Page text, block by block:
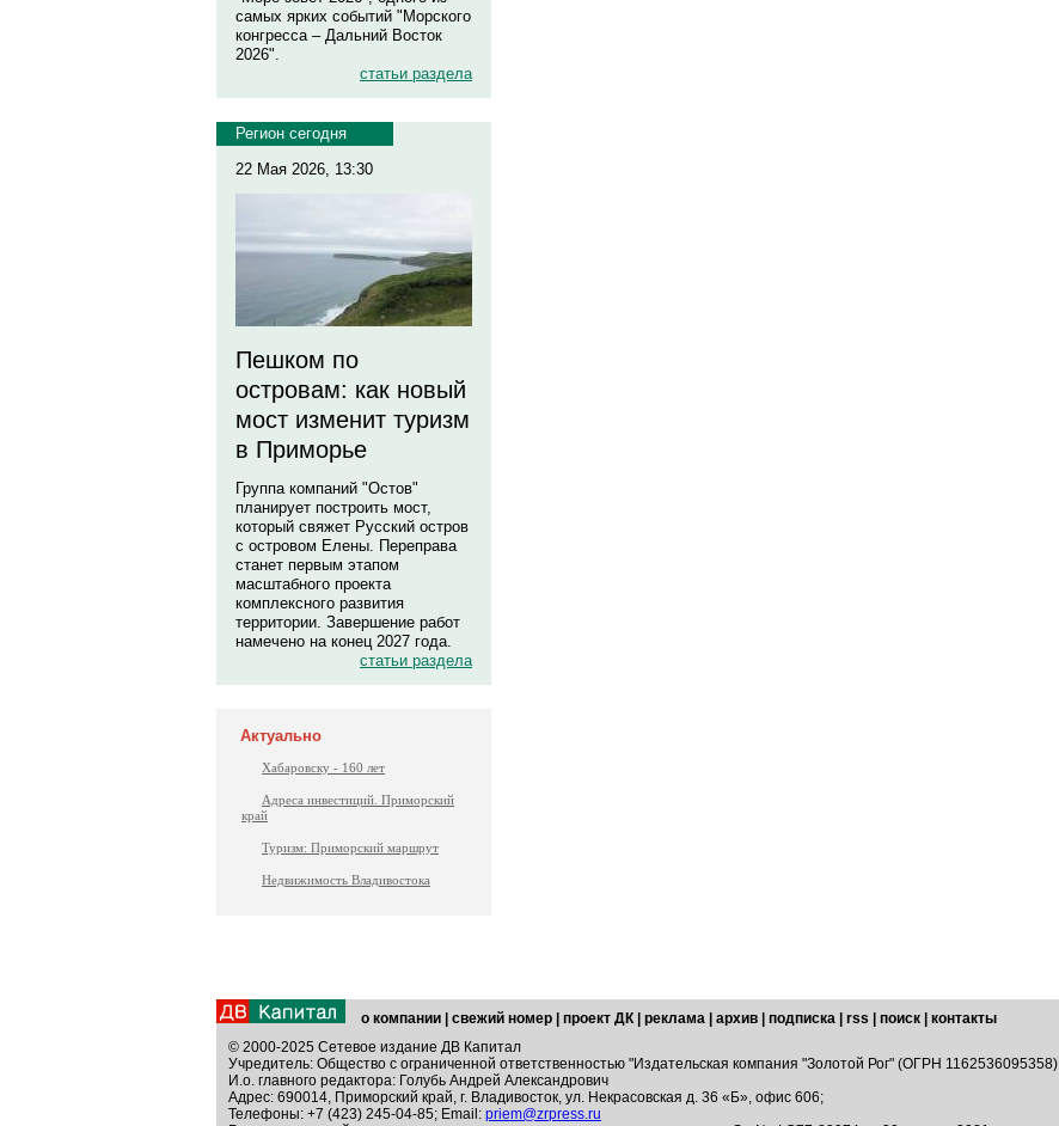
самых ярких событий "Морского
конгресса – Дальний Восток
2026".
статьи раздела
Регион сегодня
22 Мая 2026, 13:30
Пешком по
островам: как новый
мост изменит туризм
в Приморье
Группа компаний "Остов"
планирует построить мост,
который свяжет Русский остров
с островом Елены. Переправа
станет первым этапом
масштабного проекта
комплексного развития
территории. Завершение работ
намечено на конец 2027 года.
статьи раздела
Актуально
Хабаровску - 160 лет
Адреса инвестиций. Приморский
край
Туризм: Приморский маршрут
Недвижимость Владивостока
о компании свежий номер проект ДК реклама архив подписка rss поиск
контакты
© 2000-2025 Сетевое издание ДВ Капитал
Учредитель: Общество с ограниченной ответственностью "Издательская компания "Золотой Рог" (ОГРН 1162536095358)
И.о. главного редактора: Голубь Андрей Александрович
Адрес: 690014, Приморский край, г. Владивосток, ул. Некрасовская д. 36 «Б», офис 606;
Телефоны: +7 (423) 245-04-85; Email: priem@zrpress.ru